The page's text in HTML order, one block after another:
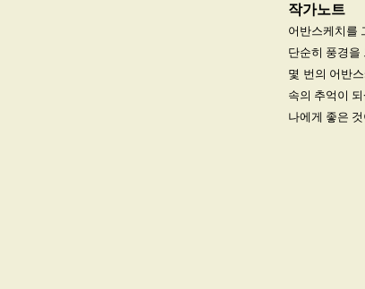
작가노트
어반스케치를
단순히 풍경을
몇 번의 어반
속의 추억이
나에게 좋은